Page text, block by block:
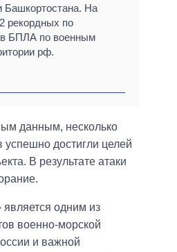
Башкортостана. На
рекордных по
БПЛА по военным
рф.
данным, несколько
успешно достигли целей
В результате атаки
одним из
военно-морской
и важной